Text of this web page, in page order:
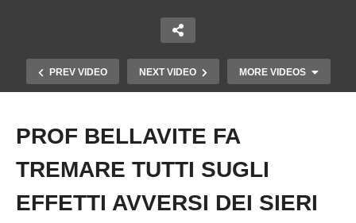
PREV VIDEO NEXT VIDEO MORE VIDEOS
Copy Embed Code
PROF BELLAVITE FA
TREMARE TUTTI SUGLI
EFFETTI AVVERSI DEI SIERI